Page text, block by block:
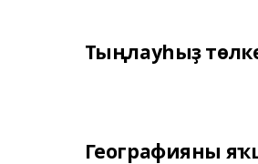
Тыңлауһыҙ
Географияны